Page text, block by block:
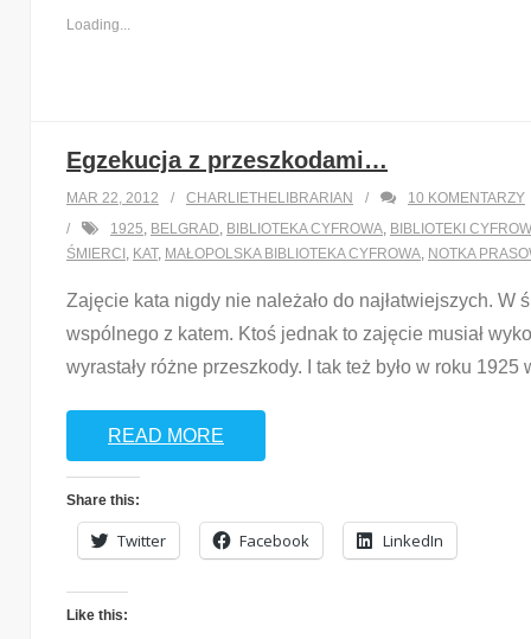
Loading...
Egzekucja z przeszkodami…
MAR 22, 2012 CHARLIETHELIBRARIAN 10 KOMENTARZY
1925, BELGRAD, BIBLIOTEKA CYFROWA, BIBLIOTEKI
ŚMIERCI , KAT, MAŁOPOLSKA BIBLIOTEKA CYFROWA, NOTKA
Zajęcie kata nigdy nie należało do najłatwiejszych. W
wspólnego z katem. Ktoś jednak to zajęcie musiał
wyrastały różne przeszkody. I tak też było w roku
READ MORE
Share this:
Twitter Facebook LinkedIn
Like this: